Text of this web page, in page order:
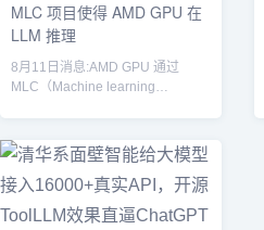
MLC 项目使得 AMD GPU 在
LLM 推理
8月11日消息:AMD GPU 通过
MLC（Machine learning